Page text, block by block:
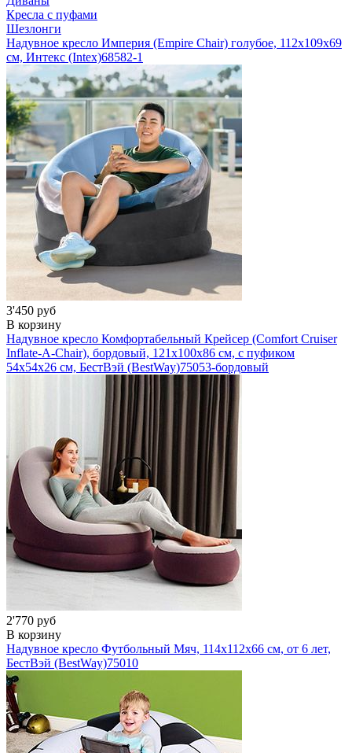
Кресла с пуфами
Шезлонги
Надувное кресло Империя (Empire Chair) голубое, 112х109х69
см, Интекс (Intex)68582-1
3'450 руб
В корзину
Надувное кресло Комфортабельный Крейсер (Comfort Cruiser
Inflate-A-Chair), бордовый, 121х100х86 см, с пуфиком
54х54х26 см, БестВэй (BestWay)75053-бордовый
2'770 руб
В корзину
Надувное кресло Футбольный Мяч, 114х112х66 см, от 6 лет,
БестВэй (BestWay)75010